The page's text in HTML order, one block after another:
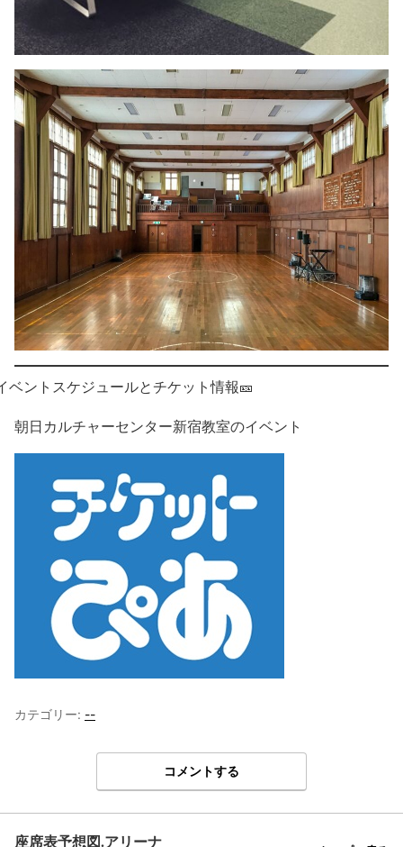
ベントスケジュールとチケット情報🎫
朝日カルチャーセンター新宿教室のイベント
カテゴリー: --
コメントする
座席表予想図.アリーナ